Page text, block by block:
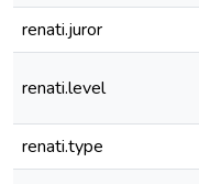
renati.juror
renati.level
renati.type